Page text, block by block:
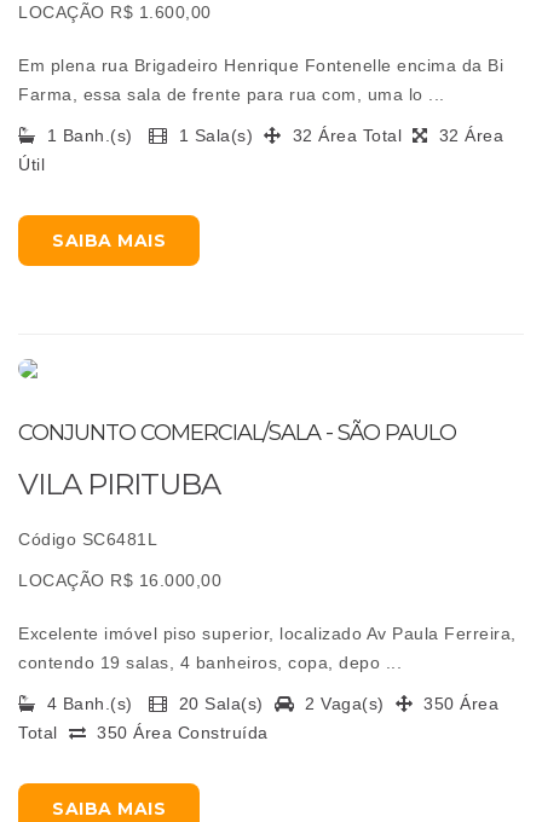
LOCAÇÃO R$ 1.600,00
Em plena rua Brigadeiro Henrique Fontenelle encima da Bi
Farma, essa sala de frente para rua com, uma lo ...
1 Banh.(s) 1 Sala(s) 32 Área Total
32 Área
Útil
SAIBA MAIS
CONJUNTO COMERCIAL/SALA - SÃO PAULO
VILA PIRITUBA
Código SC6481L
LOCAÇÃO R$ 16.000,00
Excelente imóvel piso superior, localizado Av Paula Ferreira,
contendo 19 salas, 4 banheiros, copa, depo ...
4 Banh.(s) 20 Sala(s) 2 Vaga(s)
350 Área
Total
350 Área Construída
SAIBA MAIS